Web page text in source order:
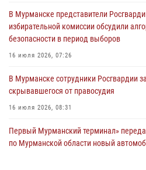
комиссий в преддверии выборов
31 июля 2026, 08:48 3
Сотрудники Росгвардии задержали
30 июля 2026, 14:09
В Мурманске представители
избирательной комиссии обсудили
безопасности в период выборов
16 июля 2026, 07:26
В Мурманске сотрудники Росгвардии
скрывавшегося от правосудия
16 июля 2026, 08:31
Первый Мурманский терминал»
по Мурманской области новый